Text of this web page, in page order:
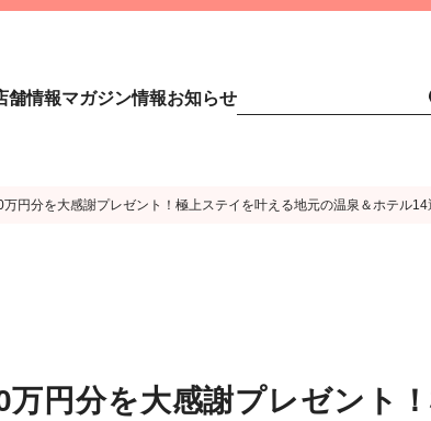
舗情報マガジン情報お知らせ
円分を大感謝プレゼント！極上ステイを叶える地元の温泉＆ホテル14
円分を大感謝プレゼント